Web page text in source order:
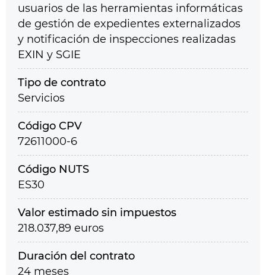
usuarios de las herramientas informáticas
de gestión de expedientes externalizados
y notificación de inspecciones realizadas
EXIN y SGIE
Tipo de contrato
Servicios
Código CPV
72611000-6
Código NUTS
ES30
Valor estimado sin impuestos
218.037,89 euros
Duración del contrato
24 meses